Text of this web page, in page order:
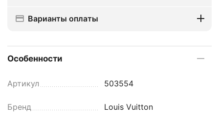
Варианты оплаты
Особенности
Артикул 503554
Бренд Louis Vuitton